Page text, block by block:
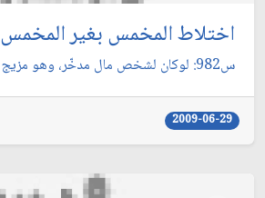
اختلاط المخمس بغير المخمس
س982: لوكان لشخص مال مدخّر، وهو مزيج من المال المخمس ...
2009-06-29